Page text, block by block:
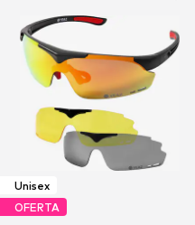
Unisex
OFERTA